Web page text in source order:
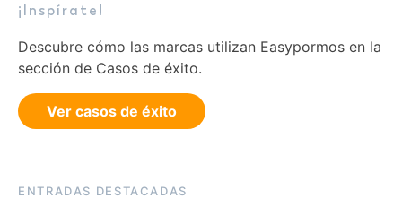
¡Inspírate!
Descubre cómo las marcas utilizan Easypormos en la
sección de Casos de éxito.
Ver casos de éxito
ENTRADAS DESTACADAS